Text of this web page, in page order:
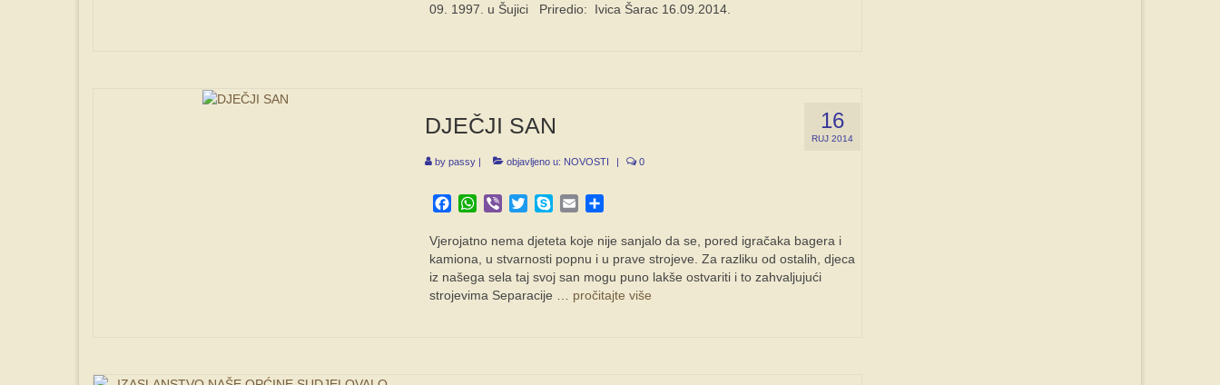
09. 1997. u Šujici Priredio: Ivica Šarac 16.09.2014.
16
RUJ 2014
DJEČJI SAN
by passy| objavljeno u: NOVOSTI | 0
Facebook
WhatsApp
Viber TwitterSkypeEmail
Vjerojatno nema djeteta koje nije sanjalo da se, pored igračaka bagera i
kamiona, u stvarnosti popnu i u prave strojeve. Za razliku od ostalih, djeca
iz našega sela taj svoj san mogu puno lakše ostvariti i to zahvaljujući
strojevima Separacije … pročitajte više